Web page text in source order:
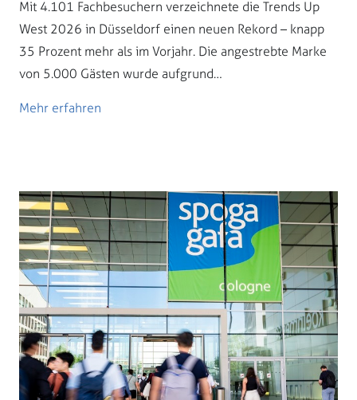
Mit 4.101 Fachbesuchern verzeichnete die Trends Up
West 2026 in Düsseldorf einen neuen Rekord – knapp
35 Prozent mehr als im Vorjahr. Die angestrebte Marke
von 5.000 Gästen wurde aufgrund…
Mehr erfahren